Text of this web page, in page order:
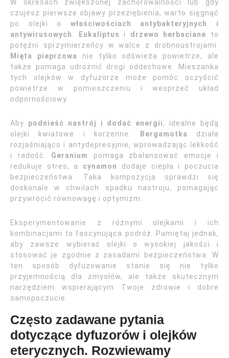
W okresach zwiększonej zachorowalności lub gdy
czujesz pierwsze objawy przeziębienia, warto sięgnąć
po olejki o właściwościach antybakteryjnych i
antywirusowych
Eukaliptus i drzewo herbaciane to
potężni sprzymierzeńcy w walce z drobnoustrojami.
Mięta pieprzowa
nie tylko odświeża powietrze, ale
także pomaga udrożnić drogi oddechowe. Mieszanka
tych olejków w dyfuzorze może pomóc oczyścić
powietrze w pomieszczeniu i wesprzeć układ
odpornościowy.
Aby podnieść nastrój i dodać energii, idealne będą
olejki kwiatowe i korzenne.
Bergamotka
działa
rozjaśniająco i antydepresyjnie, wprowadzając lekkość
i radość. Geranium
pomaga zbalansować emocje i
redukuje stres, a cynamon
dodaje ciepła i poczucia
bezpieczeństwa. Taka kompozycja sprawdzi się
doskonale w chwilach spadku nastroju, pomagając
przywrócić równowagę i optymizm.
Eksperymentowanie z różnymi olejkami i ich
kombinacjami to fascynująca podróż. Pamiętaj jednak,
aby zawsze wybierać olejki o wysokiej jakości i
stosować je zgodnie z zasadami bezpieczeństwa. W
ten sposób dyfuzowanie stanie się nie tylko
przyjemnością dla zmysłów, ale także skutecznym
narzędziem wspierającym Twoje zdrowie i dobre
samopoczucie.
Często zadawane pytania
dotyczące dyfuzorów i olejków
eterycznych. Rozwiewamy